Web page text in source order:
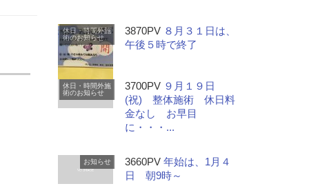
休日・時間外施
術のお知らせ
3870PV ８月３１日は、
午後５時で終了
休日・時間外施
術のお知らせ
3700PV ９月１９日
(祝) 整体施術 休日料
金なし お早目
に・・・...
お知らせ 3660PV 年始は、1月４
日 朝9時～